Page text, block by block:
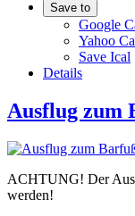
Save to
Google
Yahoo
Save Ical
Details
Ausflug zum
ACHTUNG! Der
werden!